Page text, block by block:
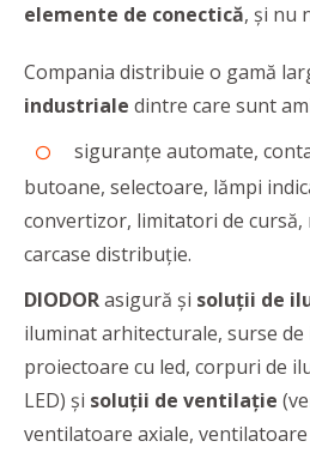
elemente de conectică, și nu
Compania distribuie o gamă
industriale dintre care sunt
siguranțe automate,
butoane, selectoare, lămpi
convertizor, limitatori de cursă,
carcase distribuție.
DIODORasigură și soluții de
iluminat arhitecturale, surse de
proiectoare cu led, corpuri de
LED) și soluții de ventilație
ventilatoare axiale,